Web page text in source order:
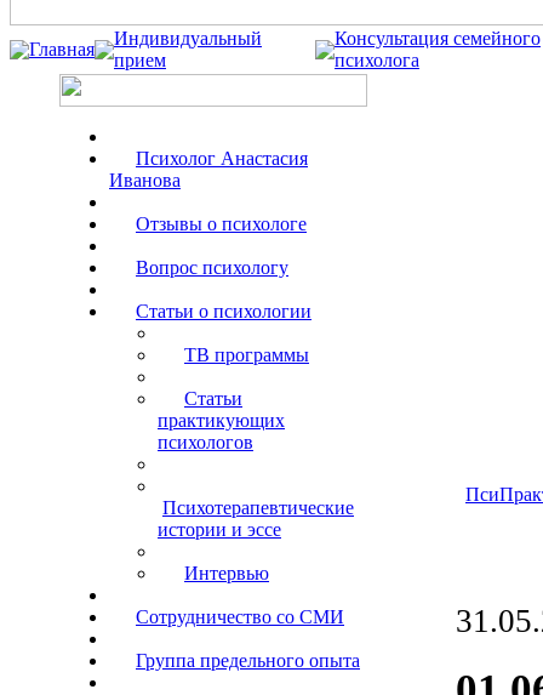
Главная
Индивидуальный
прием
Консультация семейного
психолога
Психолог Анастасия
Иванова
Отзывы о психологе
Вопрос психологу
Статьи о психологии
ТВ программы
Статьи
практикующих
психологов
Психотерапевтические
истории и эссе
Интервью
Сотрудничество со СМИ
Группа предельного опыта